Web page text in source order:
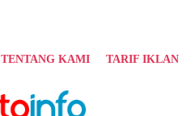
TENTANG KAMI TARIF IKLAN